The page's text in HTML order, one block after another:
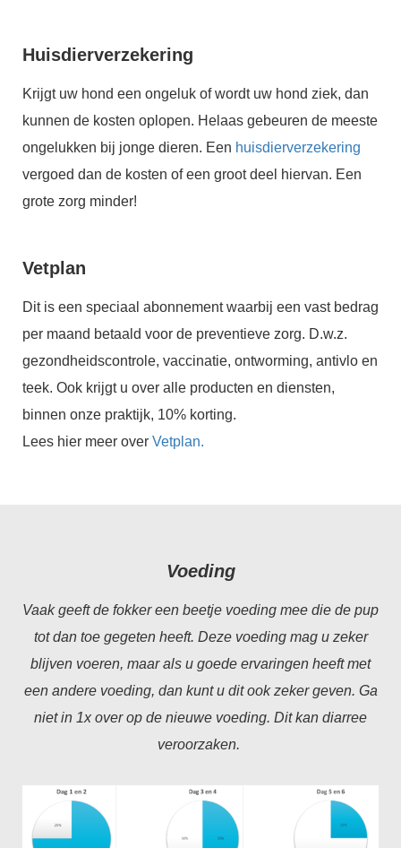
Huisdierverzekering
Krijgt uw hond een ongeluk of wordt uw hond ziek, dan
kunnen de kosten oplopen. Helaas gebeuren de meeste
ongelukken bij jonge dieren. Een huisdierverzekering
vergoed dan de kosten of een groot deel hiervan. Een
grote zorg minder!
Vetplan
Dit is een speciaal abonnement waarbij een vast bedrag
per maand betaald voor de preventieve zorg. D.w.z.
gezondheidscontrole, vaccinatie, ontworming, antivlo en
teek. Ook krijgt u over alle producten en diensten,
binnen onze praktijk, 10% korting.
Lees hier meer over Vetplan.
Voeding
Vaak geeft de fokker een beetje voeding mee die de pup
tot dan toe gegeten heeft. Deze voeding mag u zeker
blijven voeren, maar als u goede ervaringen heeft met
een andere voeding, dan kunt u dit ook zeker geven. Ga
niet in 1x over op de nieuwe voeding. Dit kan diarree
veroorzaken.